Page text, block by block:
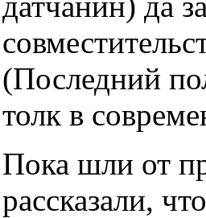
(Последний
толк в
Пока шли от
рассказали,